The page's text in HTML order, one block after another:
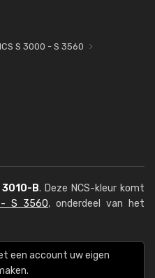
S 3000 - S 3560
3010-B. Deze NCS-kleur komt
S 3560, onderdeel van het
een account uw eigen